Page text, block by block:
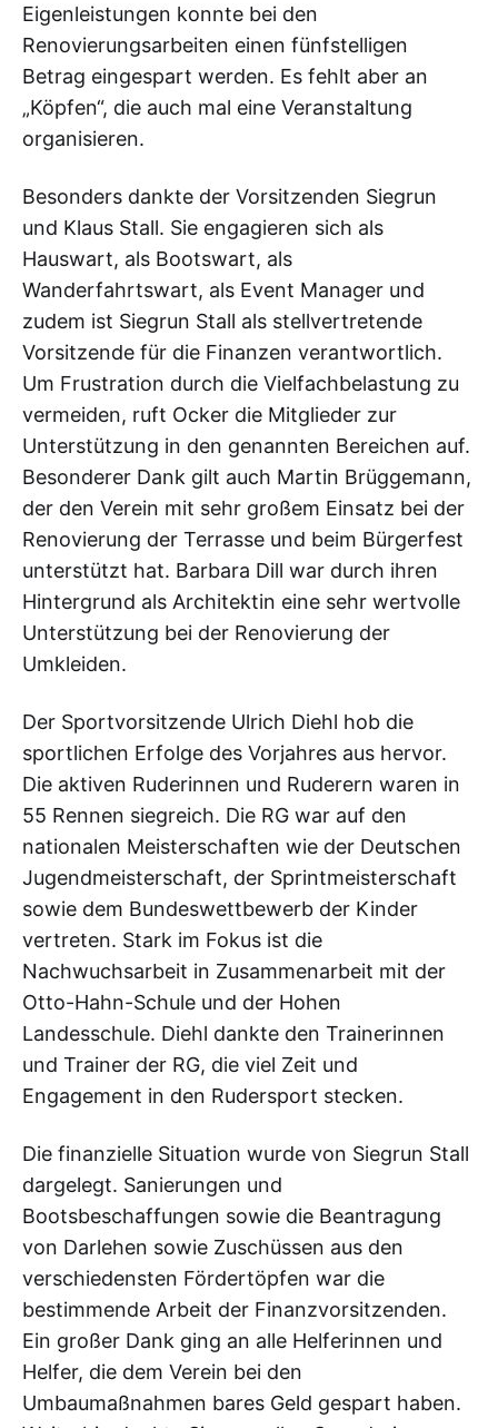
Eigenleistungen konnte bei den
Renovierungsarbeiten einen fünfstelligen
Betrag eingespart werden. Es fehlt aber an
„Köpfen“, die auch mal eine Veranstaltung
organisieren.
Besonders dankte der Vorsitzenden Siegrun
und Klaus Stall. Sie engagieren sich als
Hauswart, als Bootswart, als
Wanderfahrtswart, als Event Manager und
zudem ist Siegrun Stall als stellvertretende
Vorsitzende für die Finanzen verantwortlich.
Um Frustration durch die Vielfachbelastung zu
vermeiden, ruft Ocker die Mitglieder zur
Unterstützung in den genannten Bereichen auf.
Besonderer Dank gilt auch Martin Brüggemann,
der den Verein mit sehr großem Einsatz bei der
Renovierung der Terrasse und beim Bürgerfest
unterstützt hat. Barbara Dill war durch ihren
Hintergrund als Architektin eine sehr wertvolle
Unterstützung bei der Renovierung der
Umkleiden.
Der Sportvorsitzende Ulrich Diehl hob die
sportlichen Erfolge des Vorjahres aus hervor.
Die aktiven Ruderinnen und Ruderern waren in
55 Rennen siegreich. Die RG war auf den
nationalen Meisterschaften wie der Deutschen
Jugendmeisterschaft, der Sprintmeisterschaft
sowie dem Bundeswettbewerb der Kinder
vertreten. Stark im Fokus ist die
Nachwuchsarbeit in Zusammenarbeit mit der
Otto-Hahn-Schule und der Hohen
Landesschule. Diehl dankte den Trainerinnen
und Trainer der RG, die viel Zeit und
Engagement in den Rudersport stecken.
Die finanzielle Situation wurde von Siegrun Stall
dargelegt. Sanierungen und
Bootsbeschaffungen sowie die Beantragung
von Darlehen sowie Zuschüssen aus den
verschiedensten Fördertöpfen war die
bestimmende Arbeit der Finanzvorsitzenden.
Ein großer Dank ging an alle Helferinnen und
Helfer, die dem Verein bei den
Umbaumaßnahmen bares Geld gespart haben.